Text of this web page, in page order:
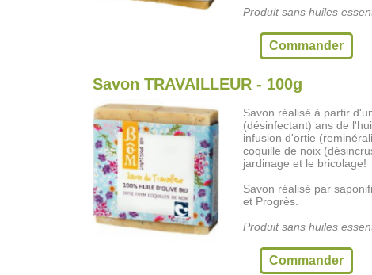
Produit sans huiles
Commander
Savon TRAVAILLEUR - 100g
Savon réalisé à partir
(désinfectant) ans de
infusion d'ortie
coquille de noix
jardinage et le bricolage!
Savon réalisé par
et Progrès.
Produit sans huiles
Commander